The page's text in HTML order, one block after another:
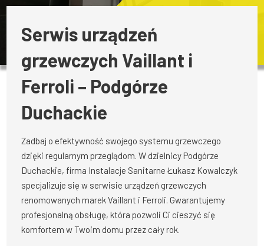
Serwis urządzeń
grzewczych Vaillant i
Ferroli – Podgórze
Duchackie
Zadbaj o efektywność swojego systemu grzewczego
dzięki regularnym przeglądom. W dzielnicy Podgórze
Duchackie, firma Instalacje Sanitarne Łukasz Kowalczyk
specjalizuje się w serwisie urządzeń grzewczych
renomowanych marek Vaillant i Ferroli. Gwarantujemy
profesjonalną obsługę, która pozwoli Ci cieszyć się
komfortem w Twoim domu przez cały rok.